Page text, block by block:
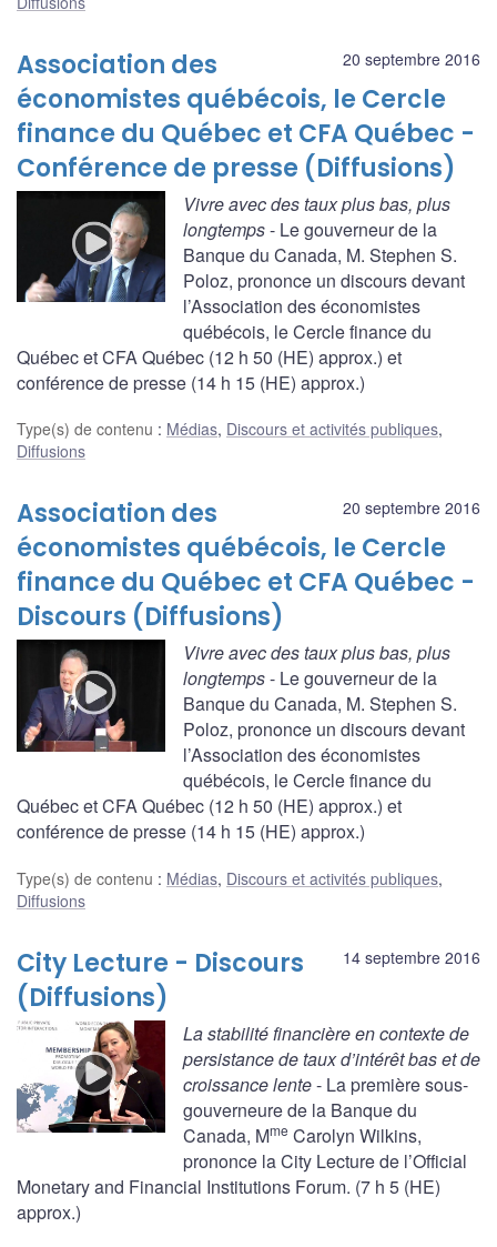
20 septembre 2016
Association des
économistes québécois, le Cercle
finance du Québec et CFA Québec -
Conférence de presse (Diffusions)
Vivre avec des taux plus bas, plus
longtemps- Le gouverneur de la
Banque du Canada, M. Stephen S.
Poloz, prononce un discours devant
l’Association des économistes
québécois, le Cercle finance du
Québec et CFA Québec (12 h 50 (HE) approx.) et
conférence de presse (14 h 15 (HE) approx.)
Type(s) de contenu : Médias, Discours et activités publiques,
Diffusions
20 septembre 2016
Association des
économistes québécois, le Cercle
finance du Québec et CFA Québec -
Discours (Diffusions)
Vivre avec des taux plus bas, plus
longtemps- Le gouverneur de la
Banque du Canada, M. Stephen S.
Poloz, prononce un discours devant
l’Association des économistes
québécois, le Cercle finance du
Québec et CFA Québec (12 h 50 (HE) approx.) et
conférence de presse (14 h 15 (HE) approx.)
Type(s) de contenu : Médias, Discours et activités publiques,
Diffusions
14 septembre 2016
City Lecture - Discours
(Diffusions)
La stabilité financière en contexte de
persistance de taux d’intérêt bas et de
croissance lente- La première sous-
gouverneure de la Banque du
Canada, Mme Carolyn Wilkins,
prononce la City Lecture de l’Official
Monetary and Financial Institutions Forum. (7 h 5 (HE)
approx.)